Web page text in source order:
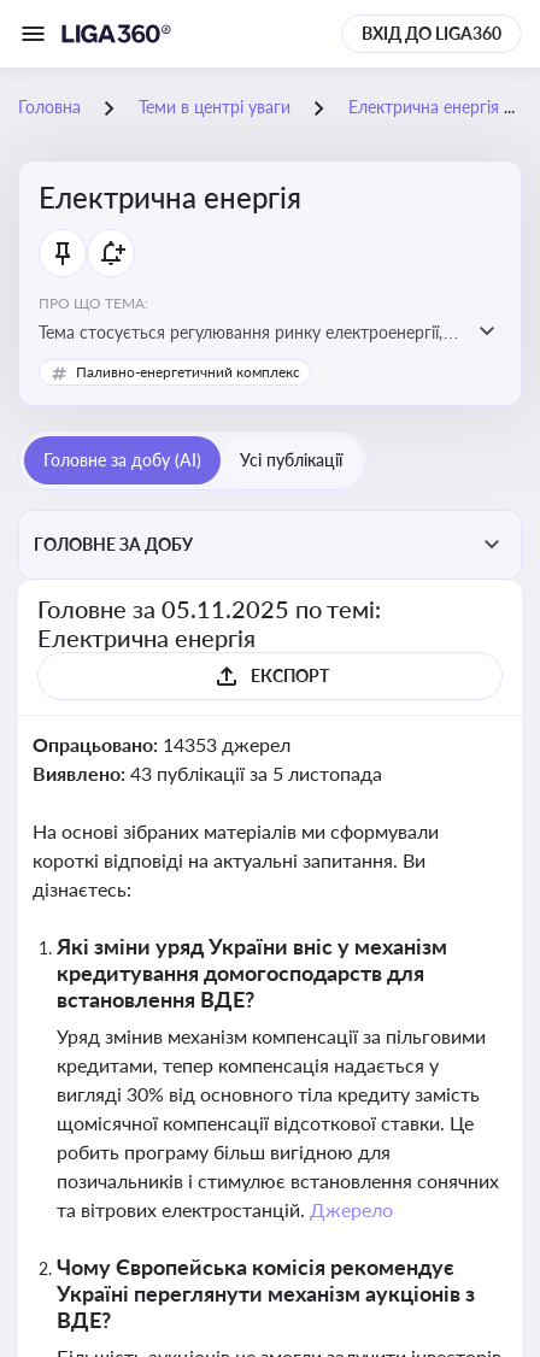
ВХІД ДО LIGA360
Головна Теми в центрі уваги Електрична енергія
Електрична енергія
ПРО ЩО ТЕМА:
Тема стосується регулювання ринку електроенергії,
включаючи її виробництво, постачання та фінансові
стимули для відновлюваної енергетики
Паливно-енергетичний комплекс
Головне за добу (AI) Усі публікації
ГОЛОВНЕ ЗА ДОБУ
Головне за 05.11.2025 по темі:
Електрична енергія
ЕКСПОРТ
Опрацьовано: 14353 джерел
Виявлено: 43 публікації за 5 листопада
На основі зібраних матеріалів ми сформували
короткі відповіді на актуальні запитання. Ви
дізнаєтесь:
Які зміни уряд України вніс у механізм
кредитування домогосподарств для
встановлення ВДЕ?
Уряд змінив механізм компенсації за пільговими
кредитами, тепер компенсація надається у
вигляді 30% від основного тіла кредиту замість
щомісячної компенсації відсоткової ставки. Це
робить програму більш вигідною для
позичальників і стимулює встановлення сонячних
та вітрових електростанцій. Джерело
Чому Європейська комісія рекомендує
Україні переглянути механізм аукціонів з
ВДЕ?